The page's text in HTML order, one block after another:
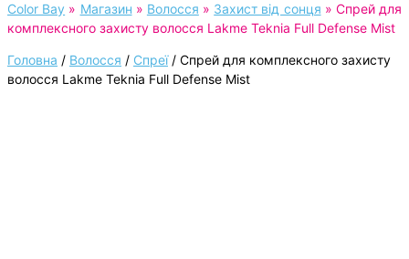
Color Bay » Магазин » Волосся » Захист від сонця » Спрей для
комплексного захисту волосся Lakme Teknia Full Defense Mist
Головна / Волосся / Спреї/ Спрей для комплексного захисту
волосся Lakme Teknia Full Defense Mist